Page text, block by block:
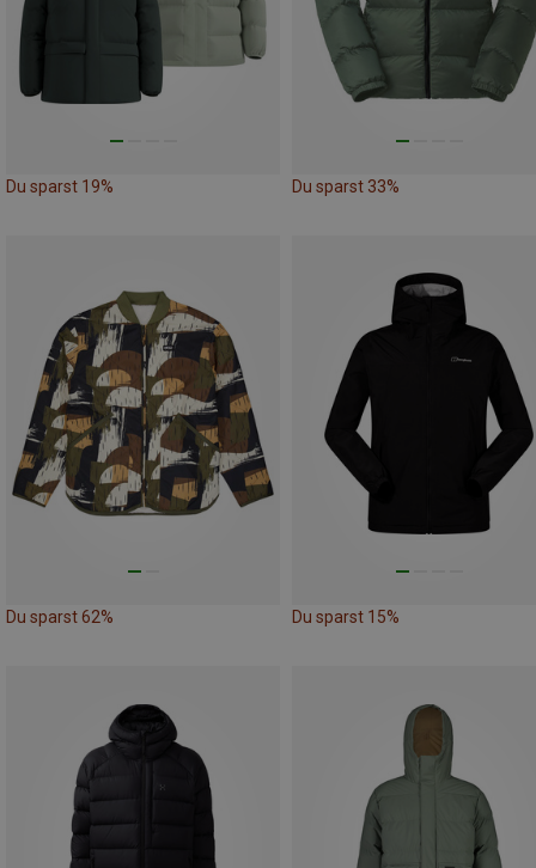
Du sparst 19% Du sparst 33%
Du sparst 62% Du sparst 15%